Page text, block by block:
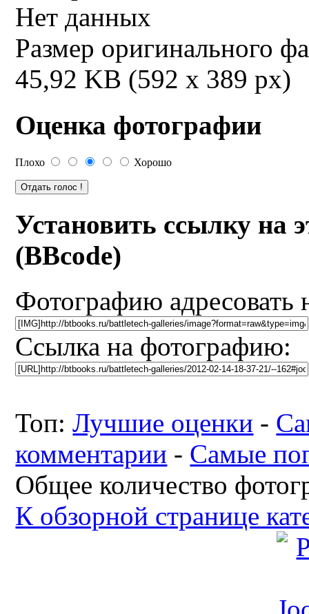
Нет данных
Размер оригинального
45,92 KB (592 x 389 px)
Оценка фотографии
Плохо Хорошо
Установить ссылку на
(BBcode)
Фотографию
Ссылка на фотографию:
Топ:Лучшие оценки -
комментарии - Самые
Общее количество
К обзорной странице